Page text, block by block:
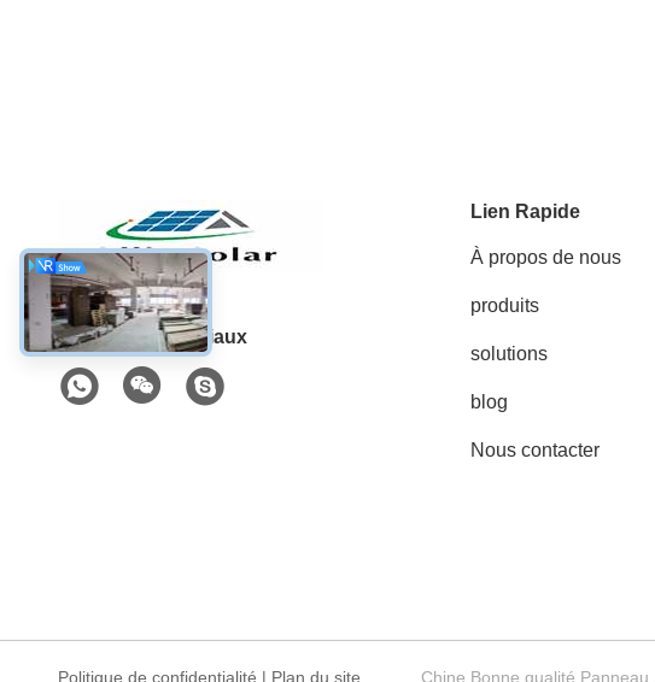
Les réseaux sociaux
Lien Rapide
À propos de nous
produits
solutions
blog
Nous contacter
Politique de confidentialité | Plan du site Chine Bonne qualité